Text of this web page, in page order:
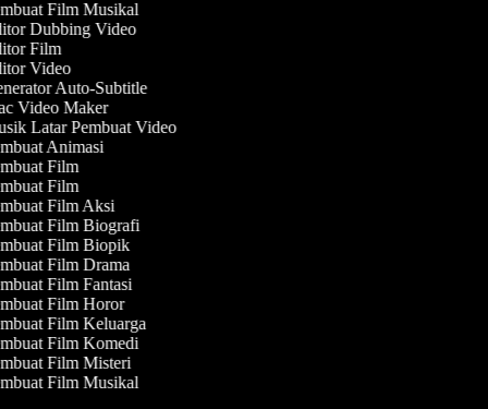
Film Musikal
Dubbing Video
Film
Video
Auto-Subtitle
Video Maker
Latar Pembuat Video
Animasi
Film
Film
Film Aksi
Film Biografi
Film Biopik
Film Drama
Film Fantasi
Film Horor
Film Keluarga
Film Komedi
Film Misteri
Film Musikal